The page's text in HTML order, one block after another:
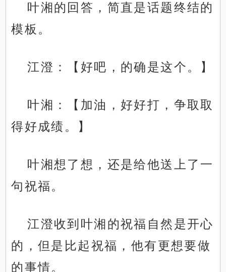
叶湘的回答，简直是话题终结的
模板。
江澄：【好吧，的确是这个。】
叶湘：【加油，好好打，争取取
得好成绩。】
叶湘想了想，还是给他送上了一
句祝福。
江澄收到叶湘的祝福自然是开心
的，但是比起祝福，他有更想要做
的事情。